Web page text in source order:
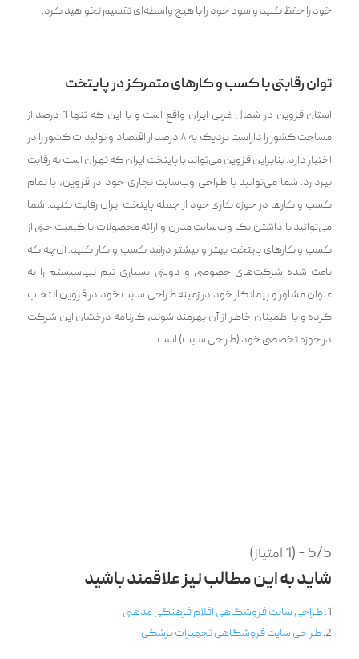
خود را حفظ کنید و سود خود را با هیچ واسطه‌ای تقسیم نخواهید کرد.
توان رقابتی با کسب و کارهای متمرکز در پایتخت
استان قزوین در شمال غربی ایران واقع است و با این که تنها 1 درصد از
مساحت کشور را داراست نزدیک به ۸ درصد از اقتصاد و تولیدات کشور را در
اختیار دارد. بنابراین قزوین می‌تواند با پایتخت ایران که تهران است به رقابت
بپردازد. شما می‌توانید با طراحی وب‌سایت تجاری خود در قزوین، با تمام
کسب و کار‌ها در حوزه کاری خود از جمله پایتخت ایران رقابت کنید. شما
می‌توانید با داشتن یک وب‌سایت مدرن و ارائه محصولات با کیفیت حتی از
کسب و کارهای پایتخت بهتر و بیشتر درآمد کسب و کار کنید. آن‌چه که
باعث شده شرکت‌های خصوصی و دولتی بسیاری تیم نیپاسیستم را به
عنوان مشاور و پیمانکار خود در زمینه طراحی سایت خود در قزوین انتخاب
کرده و با اطمینان خاطر از آن بهرمند شوند، کارنامه درخشان این شرکت
در حوزه تخصصی خود (طراحی سایت) است.
5/5 - (1 امتیاز)
شاید به این مطالب نیز علاقمند باشید
طراحی سایت فروشگاهی اقلام فرهنگی مذهبی
طراحی سایت فروشگاهی تجهیزات پزشکی